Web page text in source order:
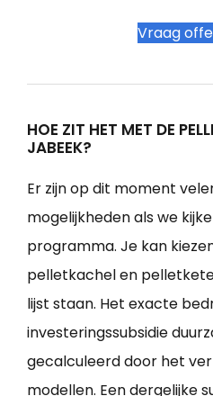
Vraag
HOE ZIT HET MET DE
JABEEK?
Er zijn op dit moment
mogelijkheden als we
programma. Je kan
pelletkachel en
lijst staan. Het exacte
investeringssubsidie
gecalculeerd door het
modellen. Een dergelijke